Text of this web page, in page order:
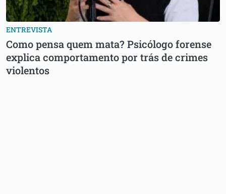
ENTREVISTA
Como pensa quem mata? Psicólogo forense
explica comportamento por trás de crimes
violentos